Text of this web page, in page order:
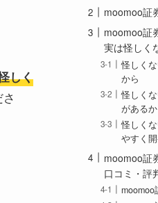
しく
moomoo証
moomoo証
実は怪しく
怪しく
から
怪しく
がある
怪しく
やすく
moomoo証
口コミ・評